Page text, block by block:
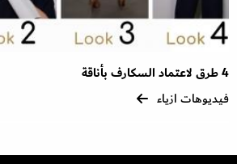
4 طرق لاعتماد السكارف بأناقة
فيديوهات ازياء